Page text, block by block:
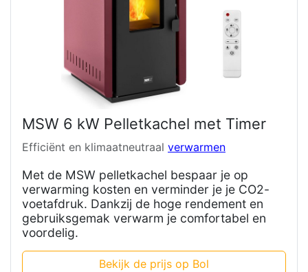
MSW 6 kW Pelletkachel met Timer
Efficiënt en klimaatneutraal verwarmen
Met de MSW pelletkachel bespaar je op
verwarming kosten en verminder je je CO2-
voetafdruk. Dankzij de hoge rendement en
gebruiksgemak verwarm je comfortabel en
voordelig.
Bekijk de prijs op Bol